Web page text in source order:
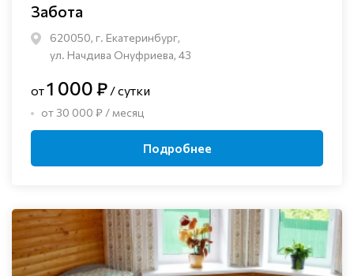
Забота
620050, г. Екатеринбург,
ул. Начдива Онуфриева, 43
от1 000 ₽ / сутки
от 30 000 ₽ / месяц
Подробнее